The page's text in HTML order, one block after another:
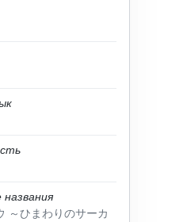
～ひまわりのサーカ